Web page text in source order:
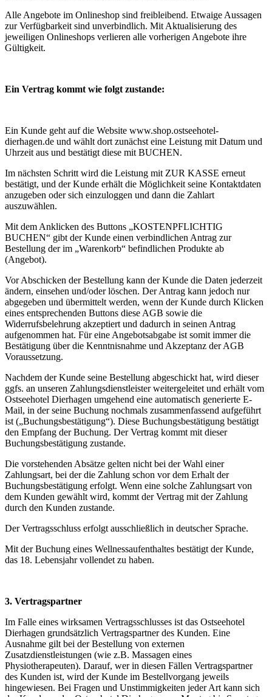
Alle Angebote im Onlineshop sind freibleibend. Etwaige Aussagen
zur Verfügbarkeit sind unverbindlich. Mit Aktualisierung des
jeweiligen Onlineshops verlieren alle vorherigen Angebote ihre
Gültigkeit.
Ein Vertrag kommt wie folgt zustande:
Ein Kunde geht auf die Website www.shop.ostseehotel-
dierhagen.de und wählt dort zunächst eine Leistung mit Datum und
Uhrzeit aus und bestätigt diese mit BUCHEN.
Im nächsten Schritt wird die Leistung mit ZUR KASSE erneut
bestätigt, und der Kunde erhält die Möglichkeit seine Kontaktdaten
anzugeben oder sich einzuloggen und dann die Zahlart
auszuwählen.
Mit dem Anklicken des Buttons „KOSTENPFLICHTIG
BUCHEN“ gibt der Kunde einen verbindlichen Antrag zur
Bestellung der im „Warenkorb“ befindlichen Produkte ab
(Angebot).
Vor Abschicken der Bestellung kann der Kunde die Daten jederzeit
ändern, einsehen und/oder löschen. Der Antrag kann jedoch nur
abgegeben und übermittelt werden, wenn der Kunde durch Klicken
eines entsprechenden Buttons diese AGB sowie die
Widerrufsbelehrung akzeptiert und dadurch in seinen Antrag
aufgenommen hat. Für eine Angebotsabgabe ist somit immer die
Bestätigung über die Kenntnisnahme und Akzeptanz der AGB
Voraussetzung.
Nachdem der Kunde seine Bestellung abgeschickt hat, wird dieser
ggfs. an unseren Zahlungsdienstleister weitergeleitet und erhält vom
Ostseehotel Dierhagen umgehend eine automatisch generierte E-
Mail, in der seine Buchung nochmals zusammenfassend aufgeführt
ist („Buchungsbestätigung“). Diese Buchungsbestätigung bestätigt
den Empfang der Buchung. Der Vertrag kommt mit dieser
Buchungsbestätigung zustande.
Die vorstehenden Absätze gelten nicht bei der Wahl einer
Zahlungsart, bei der die Zahlung schon vor dem Erhalt der
Buchungsbestätigung erfolgt. Wenn eine solche Zahlungsart von
dem Kunden gewählt wird, kommt der Vertrag mit der Zahlung
durch den Kunden zustande.
Der Vertragsschluss erfolgt ausschließlich in deutscher Sprache.
Mit der Buchung eines Wellnessaufenthaltes bestätigt der Kunde,
das 18. Lebensjahr vollendet zu haben.
3. Vertragspartner
Im Falle eines wirksamen Vertragsschlusses ist das Ostseehotel
Dierhagen grundsätzlich Vertragspartner des Kunden. Eine
Ausnahme gilt bei der Bestellung von externen
Zusatzdienstleistungen (wie z.B. Massagen eines
Physiotherapeuten). Darauf, wer in diesen Fällen Vertragspartner
des Kunden ist, wird der Kunde im Bestellvorgang jeweils
hingewiesen. Bei Fragen und Unstimmigkeiten jeder Art kann sich